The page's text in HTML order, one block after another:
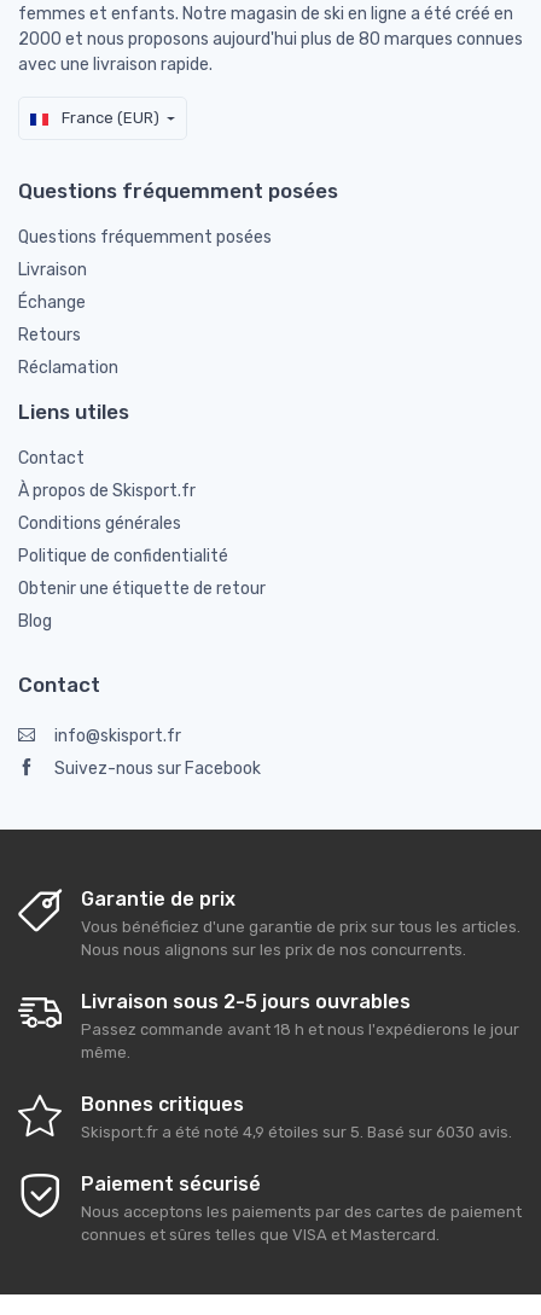
femmes et enfants. Notre magasin de ski en ligne a été créé en
2000 et nous proposons aujourd'hui plus de 80 marques connues
avec une livraison rapide.
France (EUR)
Questions fréquemment posées
Questions fréquemment posées
Livraison
Échange
Retours
Réclamation
Liens utiles
Contact
À propos de Skisport.fr
Conditions générales
Politique de confidentialité
Obtenir une étiquette de retour
Blog
Contact
info@skisport.fr
Suivez-nous sur Facebook
Garantie de prix
Vous bénéficiez d'une garantie de prix sur tous les articles.
Nous nous alignons sur les prix de nos concurrents.
Livraison sous 2-5 jours ouvrables
Passez commande avant 18 h et nous l'expédierons le jour
même.
Bonnes critiques
Skisport.fr a été noté 4,9 étoiles sur 5. Basé sur 6030 avis.
Paiement sécurisé
Nous acceptons les paiements par des cartes de paiement
connues et sûres telles que VISA et Mastercard.